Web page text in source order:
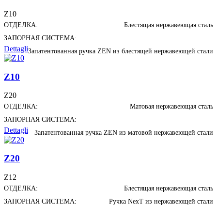
Z10
ОТДЕЛКА:
Блестящая нержавеющая сталь
ЗАПОРНАЯ СИСТЕМА:
Запатентованная ручка ZEN из блестящей нержавеющей стали
Dettagli
Z10
Z20
ОТДЕЛКА:
Матовая нержавеющая сталь
ЗАПОРНАЯ СИСТЕМА:
Запатентованная ручка ZEN из матовой нержавеющей стали
Dettagli
Z20
Z12
ОТДЕЛКА:
Блестящая нержавеющая сталь
ЗАПОРНАЯ СИСТЕМА:
Ручка NexT из нержавеющей стали